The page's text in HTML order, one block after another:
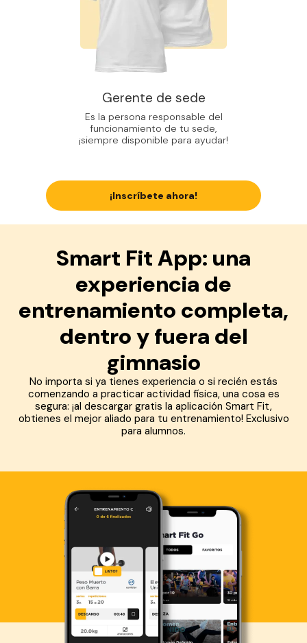
Gerente de sede
Es la persona responsable del
funcionamiento de tu sede,
¡siempre disponible para ayudar!
¡Inscríbete ahora!
Smart Fit App: una
experiencia de
entrenamiento completa,
dentro y fuera del
gimnasio
No importa si ya tienes experiencia o si recién estás
comenzando a practicar actividad física, una cosa es
segura: ¡al descargar gratis la aplicación Smart Fit,
obtienes el mejor aliado para tu entrenamiento! Exclusivo
para alumnos.
Descarga ahora lo Smart Fit App